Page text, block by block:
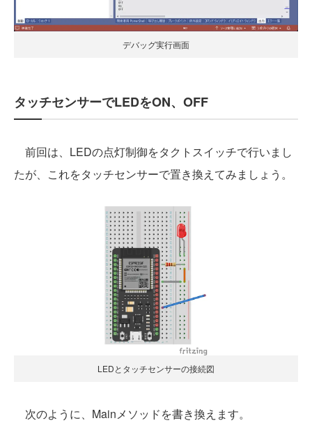
デバッグ実行画面
タッチセンサーでLEDをON、OFF
前回は、LEDの点灯制御をタクトスイッチで行いまし
たが、これをタッチセンサーで置き換えてみましょう。
LEDとタッチセンサーの接続図
次のように、Mainメソッドを書き換えます。